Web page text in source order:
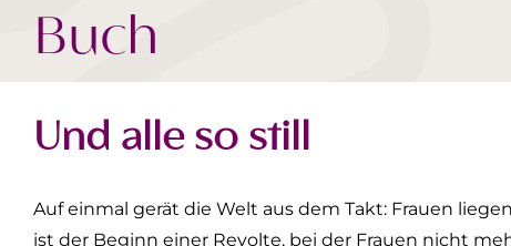
Buch
Und alle so still
Auf einmal gerät die Welt aus dem Takt: Frauen
ist der Beginn einer Revolte, bei der Frauen nicht